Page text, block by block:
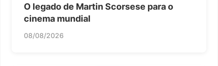
O legado de Martin Scorsese para o
cinema mundial
08/08/2026